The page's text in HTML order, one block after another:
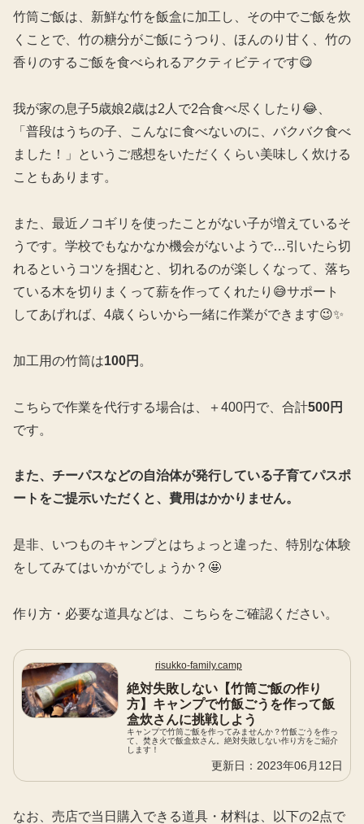
竹筒ご飯は、新鮮な竹を飯盒に加工し、その中でご飯を炊
くことで、竹の糖分がご飯にうつり、ほんのり甘く、竹の
香りのするご飯を食べられるアクティビティです😋
我が家の息子5歳娘2歳は2人で2合食べ尽くしたり😂、
「普段はうちの子、こんなに食べないのに、バクバク食べ
ました！」というご感想をいただくくらい美味しく炊ける
こともあります。
また、最近ノコギリを使ったことがない子が増えているそ
うです。学校でもなかなか機会がないようで…引いたら切
れるというコツを掴むと、切れるのが楽しくなって、落ち
ている木を切りまくって薪を作ってくれたり😅サポート
してあげれば、4歳くらいから一緒に作業ができます️😉✨️
加工用の竹筒は100円 。
こちらで作業を代行する場合は、＋400円で、合計500円
です。
また、チーパスなどの自治体が発行している子育てパスポ
ートをご提示いただくと、費用はかかりません。
是非、いつものキャンプとはちょっと違った、特別な体験
をしてみてはいかがでしょうか？🤩
作り方・必要な道具などは、こちらをご確認ください。
絶対失敗しない【竹筒ご飯の作り
方】キャンプで竹飯ごうを作って飯
盒炊さんに挑戦しよう
キャンプで竹筒ご飯を作ってみませんか？竹飯ごうを作っ
て、焚き火で飯盒炊さん。絶対失敗しない作り方をご紹介
します！
risukko-family.camp
2023年06月12日
なお、売店で当日購入できる道具・材料は、以下の2点で